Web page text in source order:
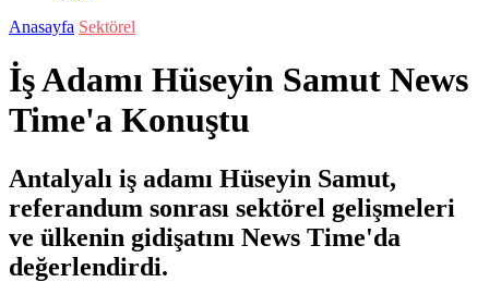
Anasayfa Sektörel
İş Adamı Hüseyin Samut News
Time'a Konuştu
Antalyalı iş adamı Hüseyin Samut,
referandum sonrası sektörel gelişmeleri
ve ülkenin gidişatını News Time'da
değerlendirdi.